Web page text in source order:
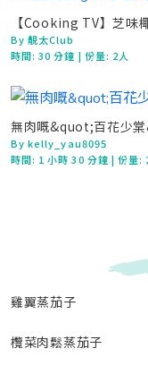
【Cooking TV】芝味
By 靚太Club
時間:30 分鐘 | 份量: 2人
無肉嘅&quot;百花少
By kelly_yau8095
時間: 1 小時 30 分鐘 | 份量:
雞翼蒸茄子
欖菜肉鬆蒸茄子